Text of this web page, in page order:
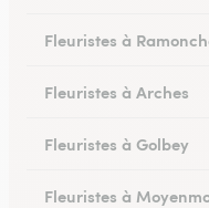
Fleuristes à
Fleuristes à Arches
Fleuristes à Golbey
Fleuristes à